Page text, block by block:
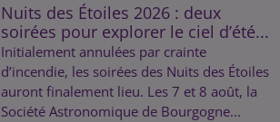
Nuits des Étoiles 2026 : deux
soirées pour explorer le ciel d’été...
Initialement annulées par crainte
d’incendie, les soirées des Nuits des Étoiles
auront finalement lieu. Les 7 et 8 août, la
Société Astronomique de Bourgogne...